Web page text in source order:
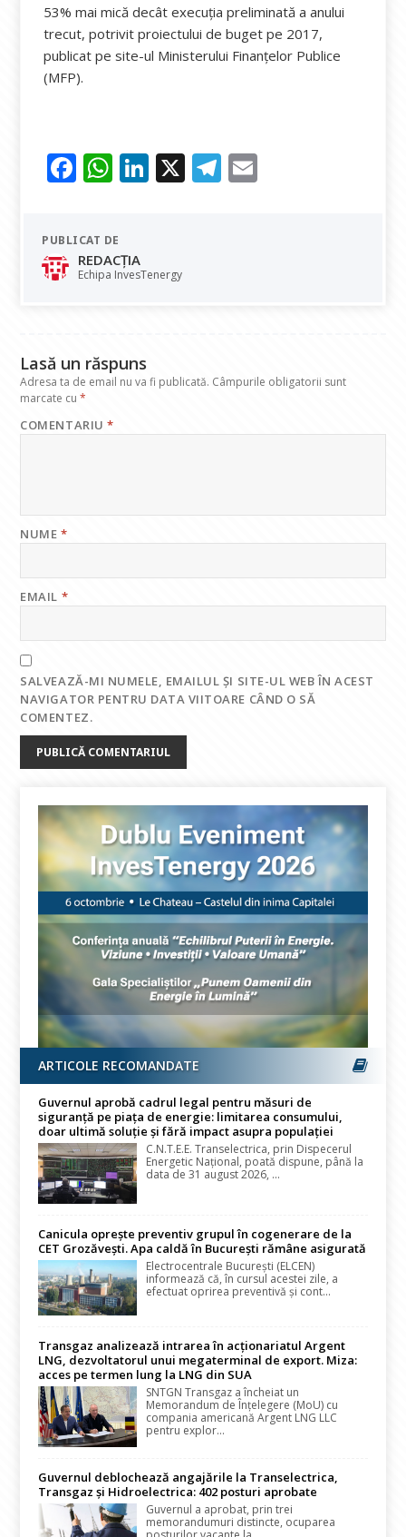
53% mai mică decât execuția preliminată a anului
trecut, potrivit proiectului de buget pe 2017,
publicat pe site-ul Ministerului Finanțelor Publice
(MFP).
F
e
b
o
W
at
s
A
Li
dI
X T
PUBLICAT DE
REDACȚIA
Echipa InvesTenergy
Lasă un răspuns
Adresa ta de email nu va fi publicată. Câmpurile obligatorii sunt
marcate cu*
COMENTARIU*
NUME*
EMAIL *
SALVEAZĂ-MI NUMELE, EMAILUL ȘI SITE-UL WEB ÎN ACEST
NAVIGATOR PENTRU DATA VIITOARE CÂND O SĂ
COMENTEZ.
ARTICOLE RECOMANDATE
Guvernul aprobă cadrul legal pentru măsuri de
siguranță pe piața de energie: limitarea consumului,
doar ultimă soluție și fără impact asupra populației
C.N.T.E.E. Transelectrica, prin Dispecerul
Energetic Național, poată dispune, până la
data de 31 august 2026, ...
Canicula oprește preventiv grupul în cogenerare de la
CET Grozăvești. Apa caldă în București rămâne asigurată
Electrocentrale București (ELCEN)
informează că, în cursul acestei zile, a
efectuat oprirea preventivă și cont...
Transgaz analizează intrarea în acționariatul Argent
LNG, dezvoltatorul unui megaterminal de export. Miza:
acces pe termen lung la LNG din SUA
SNTGN Transgaz a încheiat un
Memorandum de Înțelegere (MoU) cu
compania americană Argent LNG LLC
pentru explor...
Guvernul deblochează angajările la Transelectrica,
Transgaz și Hidroelectrica: 402 posturi aprobate
Guvernul a aprobat, prin trei
memorandumuri distincte, ocuparea